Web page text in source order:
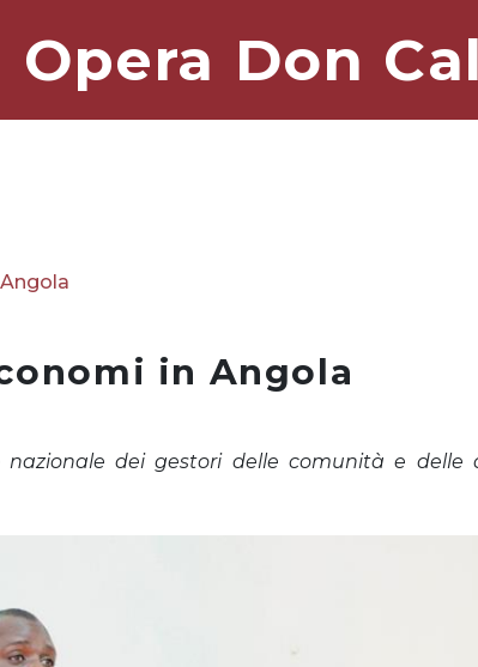
Opera Don
in Angola
nazionale dei gestori delle comunità e delle